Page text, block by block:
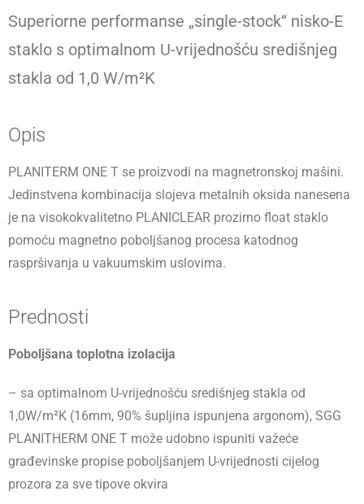
Superiorne performanse „single-stock“ nisko-E
staklo s optimalnom U-vrijednošću središnjeg
stakla od 1,0 W/m²K
Opis
PLANITERM ONE T se proizvodi na magnetronskoj mašini.
Jedinstvena kombinacija slojeva metalnih oksida nanesena
je na visokokvalitetno PLANICLEAR prozirno float staklo
pomoću magnetno poboljšanog procesa katodnog
raspršivanja u vakuumskim uslovima.
Prednosti
Poboljšana toplotna izolacija
– sa optimalnom U-vrijednošću središnjeg stakla od
1,0W/m²K (16mm, 90% šupljina ispunjena argonom), SGG
PLANITHERM ONE T može udobno ispuniti važeće
građevinske propise poboljšanjem U-vrijednosti cijelog
prozora za sve tipove okvira